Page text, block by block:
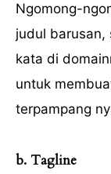
Ngomong-
judul barusan,
kata di
untuk
terpampang
b. Tagline